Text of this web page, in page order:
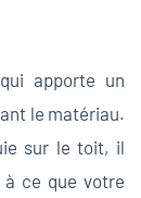
apporte un
le matériau.
sur le toit, il
à ce que votre